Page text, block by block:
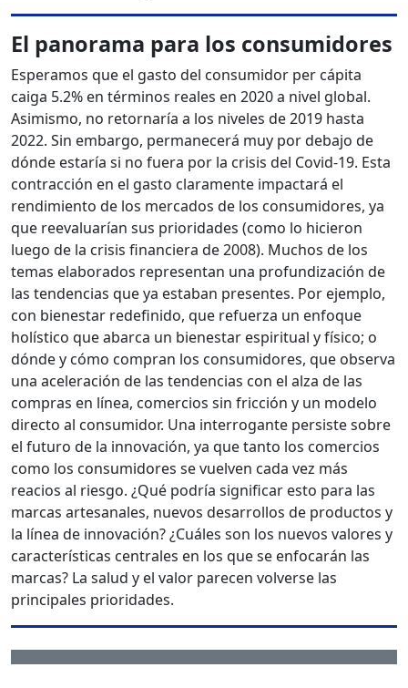
El panorama para los consumidores
Esperamos que el gasto del consumidor per cápita
caiga 5.2% en términos reales en 2020 a nivel global.
Asimismo, no retornaría a los niveles de 2019 hasta
2022. Sin embargo, permanecerá muy por debajo de
dónde estaría si no fuera por la crisis del Covid-19. Esta
contracción en el gasto claramente impactará el
rendimiento de los mercados de los consumidores, ya
que reevaluarían sus prioridades (como lo hicieron
luego de la crisis financiera de 2008). Muchos de los
temas elaborados representan una profundización de
las tendencias que ya estaban presentes. Por ejemplo,
con bienestar redefinido, que refuerza un enfoque
holístico que abarca un bienestar espiritual y físico; o
dónde y cómo compran los consumidores, que observa
una aceleración de las tendencias con el alza de las
compras en línea, comercios sin fricción y un modelo
directo al consumidor. Una interrogante persiste sobre
el futuro de la innovación, ya que tanto los comercios
como los consumidores se vuelven cada vez más
reacios al riesgo. ¿Qué podría significar esto para las
marcas artesanales, nuevos desarrollos de productos y
la línea de innovación? ¿Cuáles son los nuevos valores y
características centrales en los que se enfocarán las
marcas? La salud y el valor parecen volverse las
principales prioridades.